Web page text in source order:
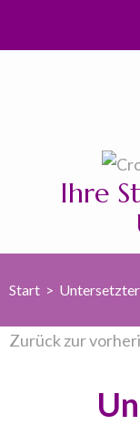
Ihre
Start >
Zurück zur